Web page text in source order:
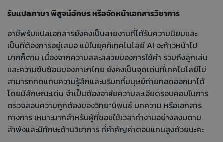
รับแปลภาษา พิสูจน์อักษร หรือจัดหน้าเอกสารวิชาการ
อาชีพรับแปลเอกสารยังคงเป็นสายงานที่ได้รับความนิยมและ
เป็นที่ต้องการอยู่เสมอ แม้ในยุคที่เทคโนโลยี AI จะก้าวหน้าไป
มากก็ตาม เนื่องจากความสละสลวยของการใช้คำ รวมถึงลูกเล่น
และความซับซ้อนของภาษาไทย ยังคงเป็นจุดเด่นที่เทคโนโลยีไม่
สามารถทดแทนความรู้สึกและบริบทที่มนุษย์ถ่ายทอดออกมาได้
โดยมีลักษณะเด่น จำเป็นต้องอาศัยความละเอียดรอบคอบในการ
ตรวจสอบความถูกต้องของวิทยานิพนธ์ บทความ หรือเอกสาร
ทางการ เหมาะมากสำหรับผู้ที่ชอบใช้เวลาทำงานอย่างสงบตาม
ลำพังและมีทักษะด้านวิชาการ ที่คำคัญค่าตอบแทนสูงด้วยนะคะ